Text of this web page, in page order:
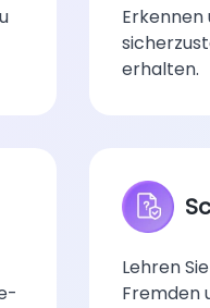
erhalten.
Lehren
Fremden